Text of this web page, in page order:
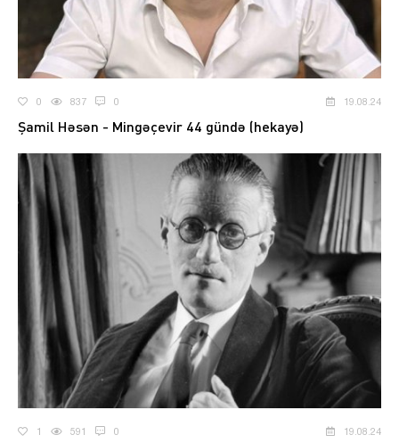
0 837 0 19.08.24
Şamil Həsən - Mingəçevir 44 gündə (hekayə)
1 591 0 19.08.24